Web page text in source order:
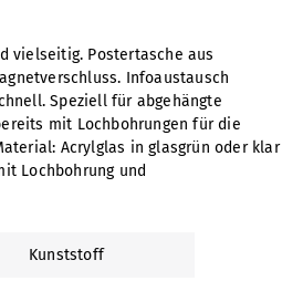
vielseitig. Postertasche aus
Infoaustausch
Speziell für abgehängte
mit Lochbohrungen für die
Acrylglas in glasgrün oder klar
Lochbohrung und
Kunststoff